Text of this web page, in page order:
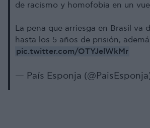
de racismo y homofobia en un
La pena que arriesga en Brasil va
hasta los 5 años de prisión,
pic.twitter.com/OTYJelWkMr
— País Esponja